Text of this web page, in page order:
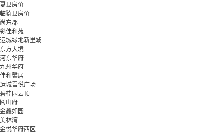
夏县房价
临猗县房价
尚东郡
彩佳和苑
运城绿地新里城
东方大境
河东华府
九州华府
佳和馨居
运城吾悦广场
碧桂园云顶
阅山府
金鑫如园
美林湾
金悦华府西区